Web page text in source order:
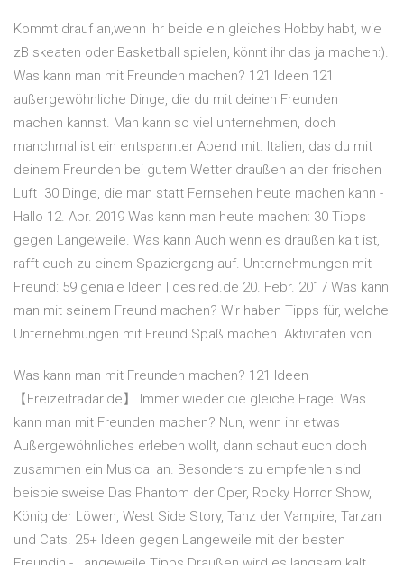
Kommt drauf an,wenn ihr beide ein gleiches Hobby habt, wie
zB skeaten oder Basketball spielen, könnt ihr das ja machen:).
Was kann man mit Freunden machen? 121 Ideen 121
außergewöhnliche Dinge, die du mit deinen Freunden
machen kannst. Man kann so viel unternehmen, doch
manchmal ist ein entspannter Abend mit. Italien, das du mit
deinem Freunden bei gutem Wetter draußen an der frischen
Luft 30 Dinge, die man statt Fernsehen heute machen kann -
Hallo 12. Apr. 2019 Was kann man heute machen: 30 Tipps
gegen Langeweile. Was kann Auch wenn es draußen kalt ist,
rafft euch zu einem Spaziergang auf. Unternehmungen mit
Freund: 59 geniale Ideen | desired.de 20. Febr. 2017 Was kann
man mit seinem Freund machen? Wir haben Tipps für, welche
Unternehmungen mit Freund Spaß machen. Aktivitäten von
Was kann man mit Freunden machen? 121 Ideen
【Freizeitradar.de】 Immer wieder die gleiche Frage: Was
kann man mit Freunden machen? Nun, wenn ihr etwas
Außergewöhnliches erleben wollt, dann schaut euch doch
zusammen ein Musical an. Besonders zu empfehlen sind
beispielsweise Das Phantom der Oper, Rocky Horror Show,
König der Löwen, West Side Story, Tanz der Vampire, Tarzan
und Cats. 25+ Ideen gegen Langeweile mit der besten